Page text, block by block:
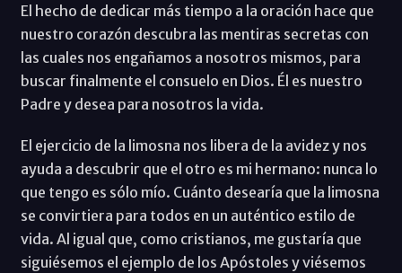
El hecho de dedicar más tiempo a la oración hace que
nuestro corazón descubra las mentiras secretas con
las cuales nos engañamos a nosotros mismos, para
buscar finalmente el consuelo en Dios. Él es nuestro
Padre y desea para nosotros la vida.
El ejercicio de la limosna nos libera de la avidez y nos
ayuda a descubrir que el otro es mi hermano: nunca lo
que tengo es sólo mío. Cuánto desearía que la limosna
se convirtiera para todos en un auténtico estilo de
vida. Al igual que, como cristianos, me gustaría que
siguiésemos el ejemplo de los Apóstoles y viésemos